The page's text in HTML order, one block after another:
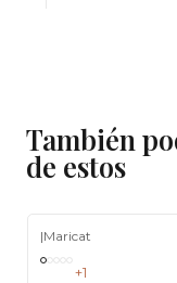
También
de estos
|Maricat
+1